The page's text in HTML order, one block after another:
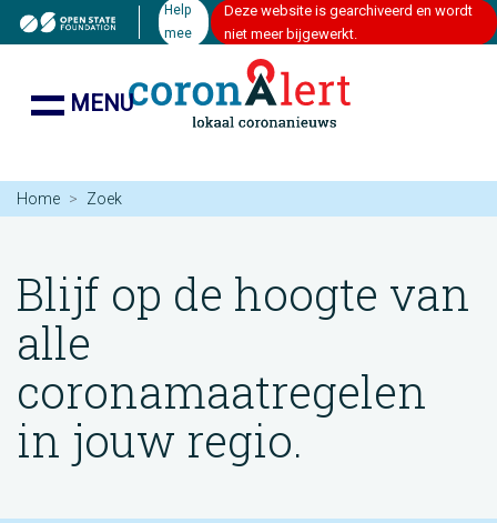
Help
mee
Deze website is gearchiveerd en wordt
niet meer bijgewerkt.
MENU
Home Zoek
Blijf op de hoogte van
alle
coronamaatregelen
in jouw regio.